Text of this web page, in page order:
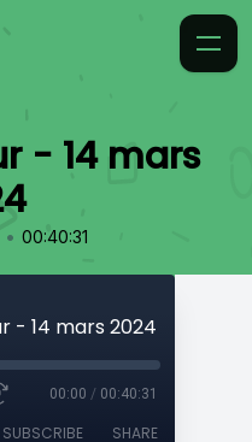
- 14 mars
• 00:40:31
- 14 mars 2024
00:00 / 00:40:31
SUBSCRIBE SHARE